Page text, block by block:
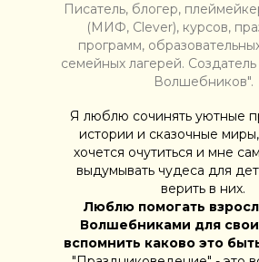
Писатель, блогер,
(МИФ, Clever), курсов,
программ,
семейных лагерей.
Волшебников".
Я люблю сочинять уютные
истории и сказочные
хочется очутиться и мне
выдумывать чудеса для
верить в них.
Люблю помогать
Волшебниками для
вспомнить каково это